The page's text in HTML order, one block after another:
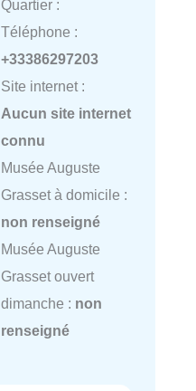
Quartier :
Téléphone :
+33386297203
Site internet :
Aucun site internet
connu
Musée Auguste
Grasset à domicile :
non renseigné
Musée Auguste
Grasset ouvert
dimanche : non
renseigné